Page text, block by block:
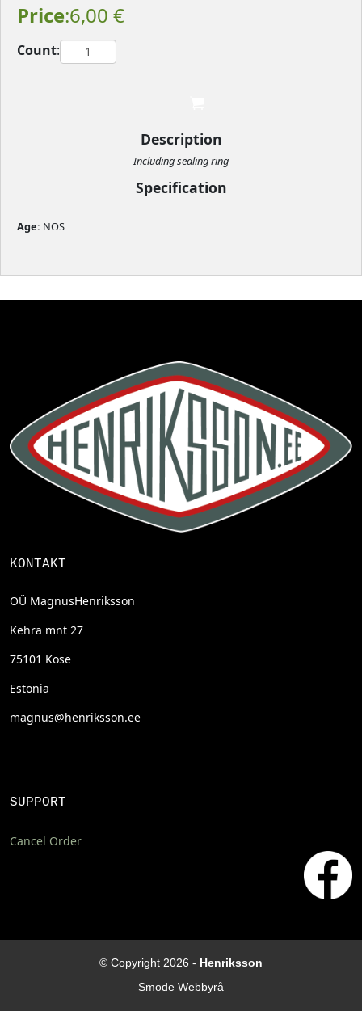
Price:6,00 €
Count:
Description
Including sealing ring
Specification
Age: NOS
KONTAKT
OÜ MagnusHenriksson
Kehra mnt 27
75101 Kose
Estonia
magnus@henriksson.ee
SUPPORT
Cancel Order
© Copyright 2026 - Henriksson
Smode Webbyrå